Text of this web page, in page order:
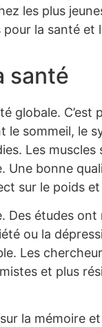
les plus
pour la santé
santé
globale.
le sommeil, le
Les
Une bonne
sur le poids et
Des études
ou la
Les
et plus
la mémoire